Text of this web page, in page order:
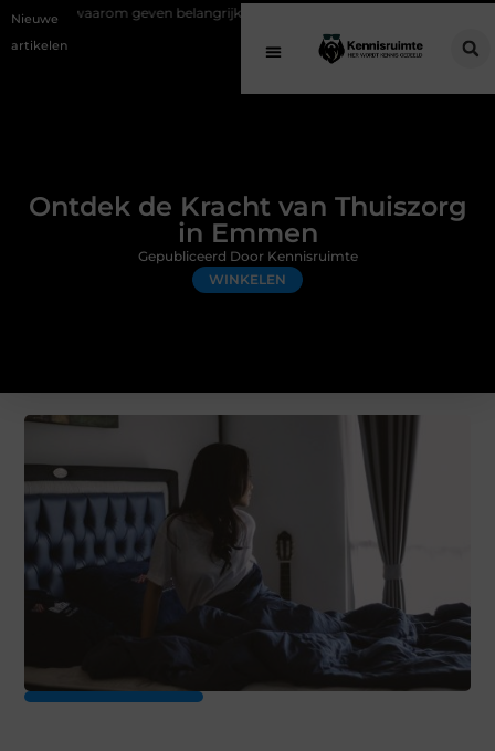
Nieuwe
artikelen
belangrijk is en hoe het werkt
Ontdek de Kracht van Thuiszorg
in Emmen
WINKELEN
Gepubliceerd Door Kennisruimte